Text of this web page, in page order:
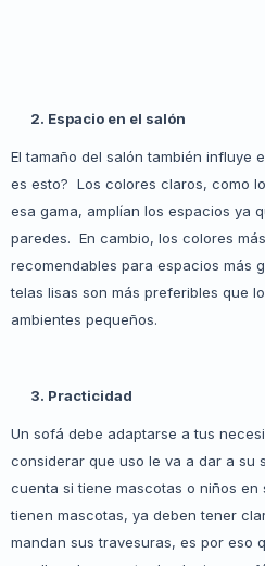
2. Espacio en el salón
El tamaño del salón también influye
es esto? Los colores claros, como
esa gama, amplían los espacios ya
paredes. En cambio, los colores
recomendables para espacios más
telas lisas son más preferibles que
ambientes pequeños.
3. Practicidad
Un sofá debe adaptarse a tus
considerar que uso le va a dar a su
cuenta si tiene mascotas o niños en
tienen mascotas, ya deben tener
mandan sus travesuras, es por eso